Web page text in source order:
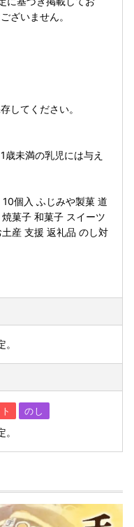
ざいません。
してください。
歳未満の乳児には与え
個入 ふじみや製菓 道
菓子 和菓子 スイーツ
産 支援 返礼品 のし対
のし